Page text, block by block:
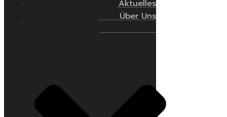
Aktuelles
Über Uns